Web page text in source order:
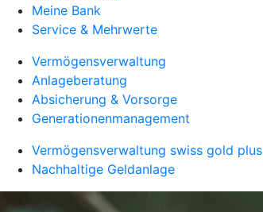
Meine Bank
Service & Mehrwerte
Vermögensverwaltung
Anlageberatung
Absicherung & Vorsorge
Generationenmanagement
Vermögensverwaltung swiss gold plus
Nachhaltige Geldanlage